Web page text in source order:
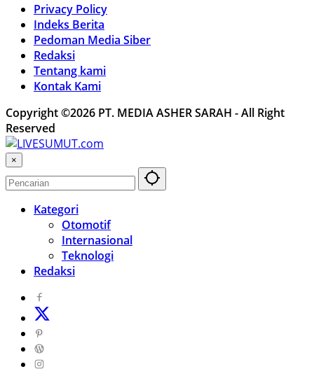
Privacy Policy
Indeks Berita
Pedoman Media Siber
Redaksi
Tentang kami
Kontak Kami
Copyright ©2026 PT. MEDIA ASHER SARAH - All Right
Reserved
×
Kategori
Otomotif
Internasional
Teknologi
Redaksi